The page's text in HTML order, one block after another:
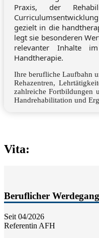
Praxis, der
gezielt in die
legt sie besonderen
relevanter Inhalte
Handtherapie.
Ihre berufliche Laufbahn
Rehazentren,
zahlreiche Fortbildungen
Handrehabilitation und
Vita:
Beruflicher Werdegang
Seit 04/2026
Referentin AFH